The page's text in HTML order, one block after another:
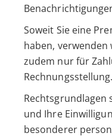
Soweit Sie eine
haben,
zudem nur für
Rechnungsstellung.
und Ihre
besonderer